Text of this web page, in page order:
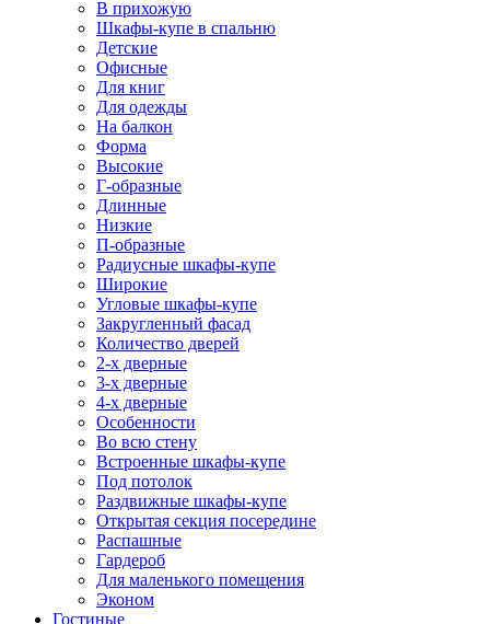
В прихожую
Шкафы-купе в спальню
Детские
Офисные
Для книг
Для одежды
На балкон
Форма
Высокие
Г-образные
Длинные
Низкие
П-образные
Радиусные шкафы-купе
Широкие
Угловые шкафы-купе
Закругленный фасад
Количество дверей
2-х дверные
3-х дверные
4-х дверные
Особенности
Во всю стену
Встроенные шкафы-купе
Под потолок
Раздвижные шкафы-купе
Открытая секция посередине
Распашные
Гардероб
Для маленького помещения
Эконом
Гостиные